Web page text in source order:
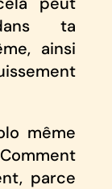
ta
ainsi
même
parce